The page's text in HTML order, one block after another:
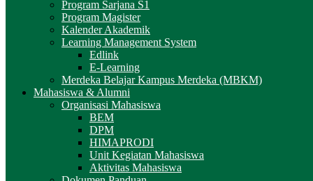
Program Sarjana S1
Program Magister
Kalender Akademik
Learning Management System
Edlink
E-Learning
Merdeka Belajar Kampus Merdeka (MBKM)
Mahasiswa & Alumni
Organisasi Mahasiswa
BEM
DPM
HIMAPRODI
Unit Kegiatan Mahasiswa
Aktivitas Mahasiswa